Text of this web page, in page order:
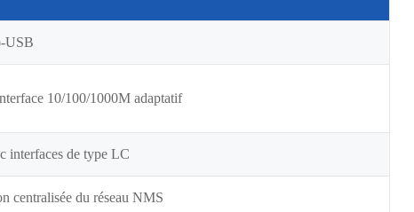
USB
10/100/1000M adaptatif
interfaces de type LC
centralisée du réseau NMS